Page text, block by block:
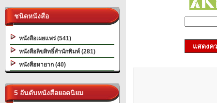
ชนิดหนังสือ
หนังสือเผยแพร่ (541)
หนังสือลิขสิทธิ์สำนักพิมพ์ (281)
หนังสือหายาก (40)
5 อันดับหนังสือยอดนิยม
แสดงค